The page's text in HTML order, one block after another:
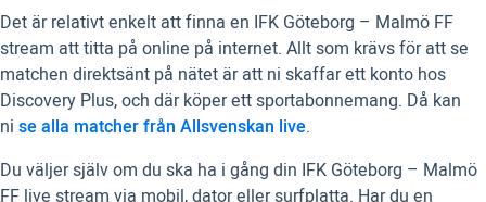
Det är relativt enkelt att finna en IFK Göteborg – Malmö FF
stream att titta på online på internet. Allt som krävs för att se
matchen direktsänt på nätet är att ni skaffar ett konto hos
Discovery Plus, och där köper ett sportabonnemang. Då kan
ni se alla matcher från Allsvenskan live.
Du väljer själv om du ska ha i gång din IFK Göteborg – Malmö
FF live stream via mobil, dator eller surfplatta. Har du en